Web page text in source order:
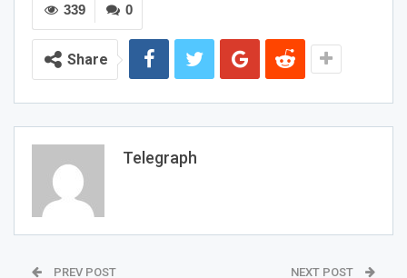
0
339
Share
Telegraph
PREV POST NEXT POST